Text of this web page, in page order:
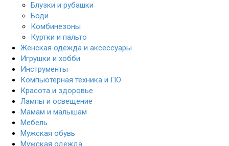
Блузки и рубашки
Боди
Комбинезоны
Куртки и пальто
Женская одежда и аксессуары
Игрушки и хобби
Инструменты
Компьютерная техника и ПО
Красота и здоровье
Лампы и освещение
Мамам и малышам
Мебель
Мужская обувь
Мужская одежда